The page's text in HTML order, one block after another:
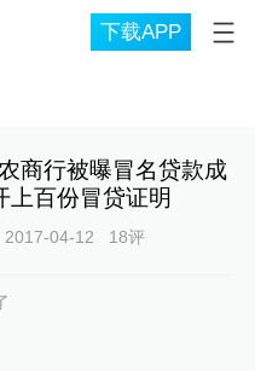
下载APP
商行被曝冒名贷款成
上百份冒贷证明
2017-04-12 18评